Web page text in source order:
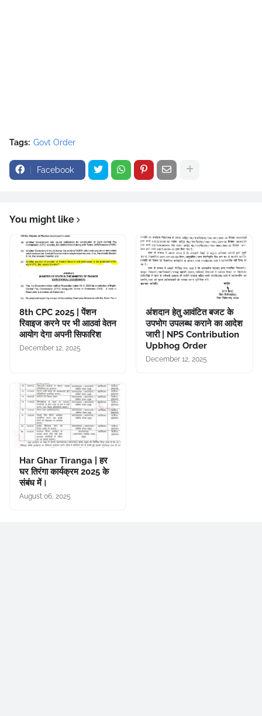
Tags: Govt Order
Facebook
You might like
8th CPC 2025 | पेंशन
रिवाइज करने पर भी आठवां वेतन
आयोग देगा अपनी सिफारिश
December 12, 2025
अंशदान हेतु आवंटित बजट के
उपभोग उपलब्ध कराने का आदेश
जारी | NPS Contribution
Upbhog Order
December 12, 2025
Har Ghar Tiranga | हर
घर तिरंगा कार्यक्रम 2025 के
संबंध में।
August 06, 2025